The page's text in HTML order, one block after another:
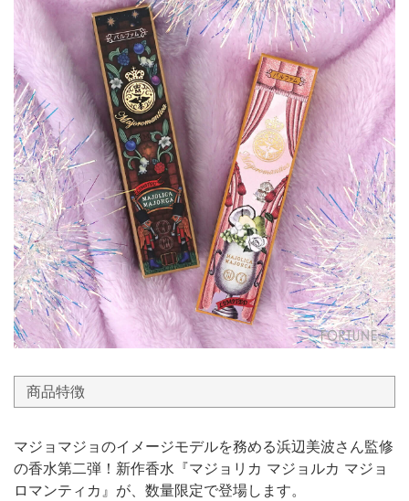
商品特徴
マジョマジョのイメージモデルを務める浜辺美波さん監修
の香水第二弾！新作香水『マジョリカ マジョルカ マジョ
ロマンティカ』が、数量限定で登場します。